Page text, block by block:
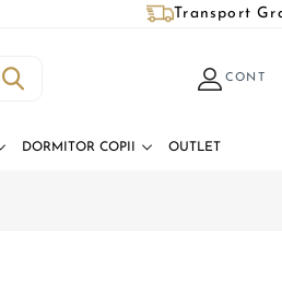
Transport
CONT
DORMITOR COPII OUTLET